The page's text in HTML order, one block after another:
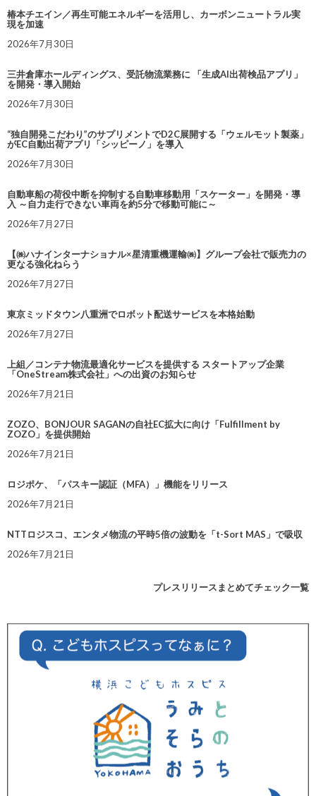
椿本チエイン／再生可能エネルギーを活用し、カーボンニュートラル実
現を加速
2026年7月30日
三井倉庫ホールディングス、受託物流業務に 「生成AI出荷検品アプリ」
を開発・導入開始
2026年7月30日
“独自開発こだわり”のサプリメントでD2C展開する「ウェルモット製薬」
がEC自動出荷アプリ「シッピーノ」を導入
2026年7月30日
自動車船の荷役中断を抑制する自動車移動用「スケーター」を開発・導
入 ～自力走行できない車両を約5分で移動可能に～
2026年7月27日
【㈱ハナインターナショナル×星清重機運輸㈱】グループ会社で販売力の
更なる強化ねらう
2026年7月27日
東京ミッドタウン八重洲でロボット配送サービスを本格始動
2026年7月27日
上組／コンテナ物流最適化サービスを提供する スタートアップ企業
「OneStream株式会社」への出資のお知らせ
2026年7月21日
ZOZO、BONJOUR SAGANの自社EC拡大に向け「Fulfillment by
ZOZO」を提供開始
2026年7月21日
ロジポケ、「パスキー認証（MFA）」機能をリリース
2026年7月21日
NTTロジスコ、エンタメ物流の平時5倍の波動を「t-Sort MAS」で吸収
2026年7月21日
プレスリリースまとめてチェック一覧